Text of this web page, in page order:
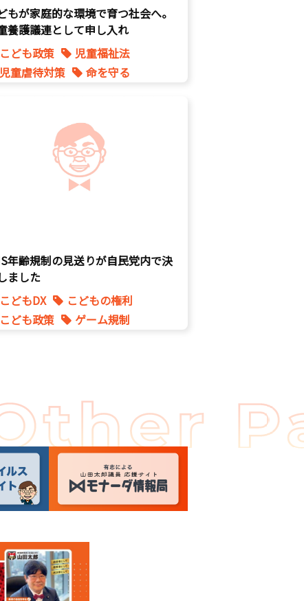
もが家庭的な環境で育つ社会へ。
養護議連として申し入れ
こども政策
児童福祉法
児童虐待対策
命を守る
年齢規制の見送りが自民党内で決
ました
こどもDX
こどもの権利
こども政策
ゲーム規制